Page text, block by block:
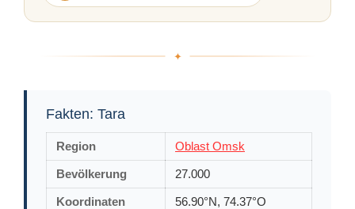
Fakten: Tara
Region Oblast Omsk
Bevölkerung 27.000
Koordinaten 56.90°N, 74.37°O